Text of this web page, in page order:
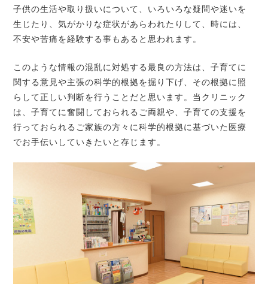
子供の生活や取り扱いについて、いろいろな疑問や迷いを
生じたり、気がかりな症状があらわれたりして、時には、
不安や苦痛を経験する事もあると思われます。
このような情報の混乱に対処する最良の方法は、子育てに
関する意見や主張の科学的根拠を掘り下げ、その根拠に照
らして正しい判断を行うことだと思います。当クリニック
は、子育てに奮闘しておられるご両親や、子育ての支援を
行っておられるご家族の方々に科学的根拠に基づいた医療
でお手伝いしていきたいと存じます。